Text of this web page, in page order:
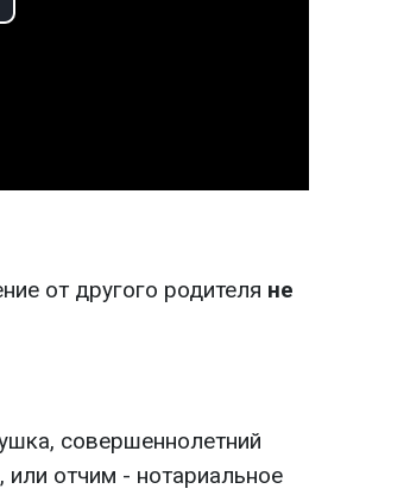
от другого родителя не
совершеннолетний
или отчим - нотариальное